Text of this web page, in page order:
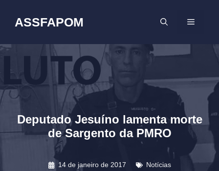
conteúdo
ASSFAPOM MENU
Deputado Jesuíno lamenta morte
de Sargento da PMRO
14 de janeiro de 2017 Notícias